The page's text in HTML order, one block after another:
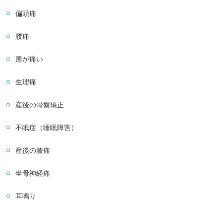
偏頭痛
腰痛
踵が痛い
生理痛
産後の骨盤矯正
不眠症（睡眠障害）
産後の膝痛
坐骨神経痛
耳鳴り